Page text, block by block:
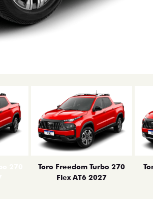
Toro Freedom Turbo 270
Flex AT6 2027